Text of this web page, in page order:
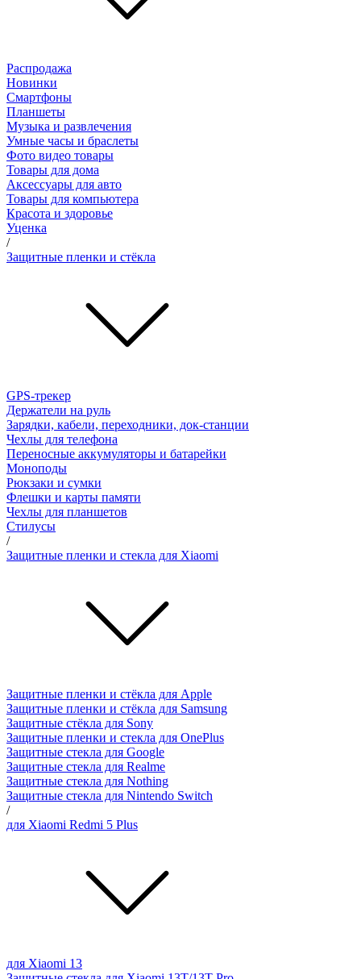
Распродажа
Новинки
Смартфоны
Планшеты
Музыка и развлечения
Умные часы и браслеты
Фото видео товары
Товары для дома
Аксессуары для авто
Товары для компьютера
Красота и здоровье
Уценка
/
Защитные пленки и стёкла
GPS-трекер
Держатели на руль
Зарядки, кабели, переходники, док-станции
Чехлы для телефона
Переносные аккумуляторы и батарейки
Моноподы
Рюкзаки и сумки
Флешки и карты памяти
Чехлы для планшетов
Стилусы
/
Защитные пленки и стекла для Xiaomi
Защитные пленки и стёкла для Apple
Защитные пленки и стёкла для Samsung
Защитные стёкла для Sony
Защитные пленки и стекла для OnePlus
Защитные стекла для Google
Защитные стекла для Realme
Защитные стекла для Nothing
Защитные стекла для Nintendo Switch
/
для Xiaomi Redmi 5 Plus
для Xiaomi 13